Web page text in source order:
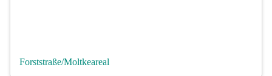
Forststraße/Moltkeareal